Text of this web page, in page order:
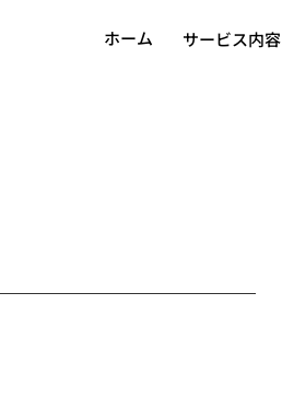
ホーム サービス内容